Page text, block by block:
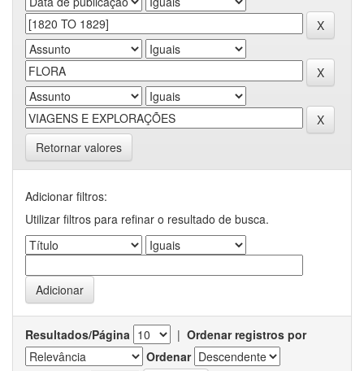
Retornar valores
Adicionar filtros:
Utilizar filtros para refinar o resultado de busca.
Resultados/Página | Ordenar registros por
Ordenar